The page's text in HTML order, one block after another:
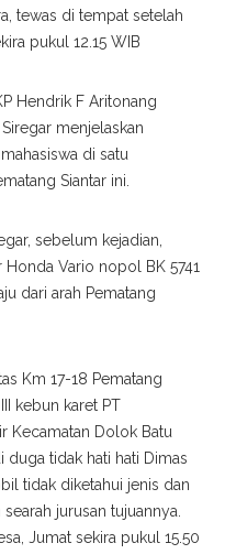
tewas di tempat setelah
pukul 12.15 WIB
Hendrik F Aritonang
menjelaskan
di satu
Siantar ini.
sebelum kejadian,
Vario nopol BK 5741
dari arah Pematang
Km 17-18 Pematang
kebun karet PT
Kecamatan Dolok Batu
duga tidak hati hati Dimas
tidak diketahui jenis dan
jurusan tujuannya.
Jumat sekira pukul 15.50